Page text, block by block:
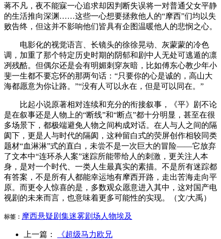
蒋不凡，夜不能寐一心追求却因判断失误将一对普通父女平静
的生活推向深渊……这些一心想要拯救他人的“摩西”们均以失
败告终，但这并不影响他们皆具有企图温暖他人的悲悯之心。
电影化的视觉语言、长镜头的徐徐晃动、灰蒙蒙的冷色
调，加重了那个特定历史时期的阴郁和剧中人无处可逃遁的凛
冽残酷。但偶尔还是会有明媚刺穿灰暗，比如傅东心教少年小
斐一生都不要忘怀的那两句话：“只要你的心是诚的，高山大
海都愿意为你让路。”“没有人可以永在，但是可以同在。”
比起小说原著相对连续和充分的衔接叙事，《平》剧不论
是在叙事还是人物上的“断线”和“断点”都十分明显，甚至在很
多场景下，都极端避免人物之间构成对话。在人与人之间的隔
阂下，更是人与时代的隔阂，这种留白式的荧屏创作相较同类
题材“血淋淋”式的直白，未尝不是一次巨大的冒险——它放弃
了文本中“连环杀人案”迷踪所能带给人的刺激，更关注人本
身，是对一个时代、一类人生最真实的素描。不是所有迷踪都
有答案，不是所有人都能幸运地有摩西开路，走出苦海走向平
原。而更令人惊喜的是，多数观众愿意进入其中，这对国产电
视剧的未来而言，也意味着更多可能性的实现。（文/大禹）
标签： 摩西悬疑剧集迷雾剧场 人物埃及
上一篇： 《超级马力欧兄